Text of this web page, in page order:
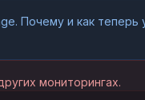
Почему и как
мониторингах.